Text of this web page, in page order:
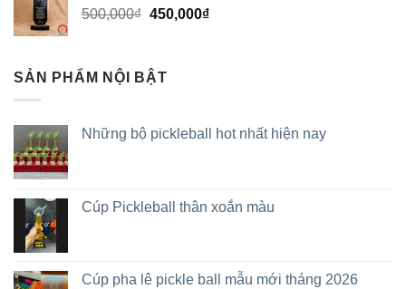
500,000₫ 450,000₫
SẢN PHẨM NỘI BẬT
Những bộ pickleball hot nhất hiện nay
Cúp Pickleball thân xoắn màu
Cúp pha lê pickle ball mẫu mới tháng 2026